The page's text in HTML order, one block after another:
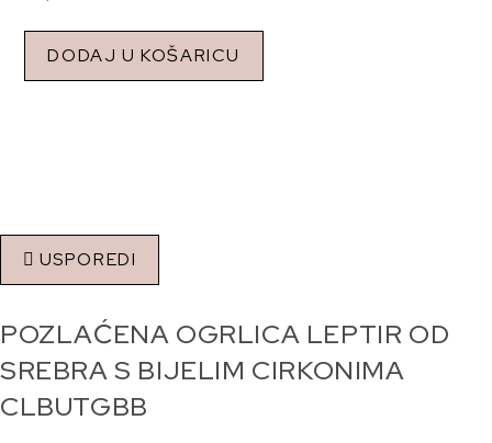
DODAJ U KOŠARICU
USPOREDI
POZLAĆENA OGRLICA LEPTIR OD
SREBRA S BIJELIM CIRKONIMA
CLBUTGBB